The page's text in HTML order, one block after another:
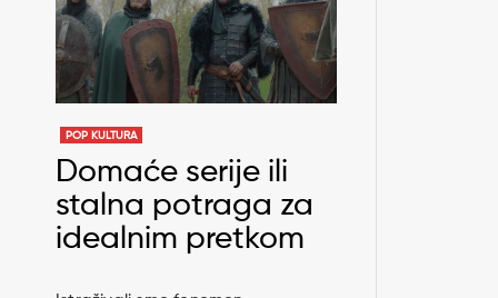
POP KULTURA
Domaće serije ili
stalna potraga za
idealnim pretkom